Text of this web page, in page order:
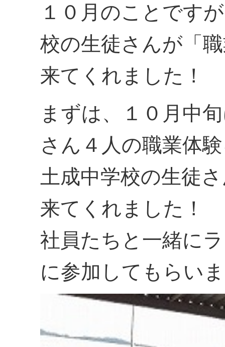
１０月のことです
校の生徒さんが「
来てくれました！
まずは、１０月中
さん４人の職業体
土成中学校の生徒
来てくれました！
社員たちと一緒に
に参加してもらい